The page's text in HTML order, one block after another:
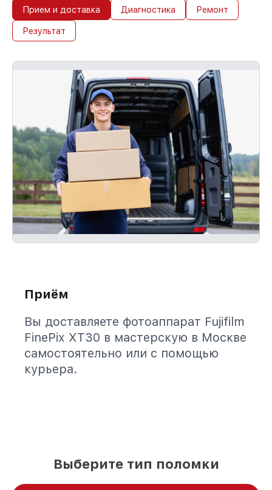
Прием и доставка Диагностика Ремонт
Результат
Приём
Вы доставляете фотоаппарат Fujifilm
FinePix XT30 в мастерскую в Москве
самостоятельно или с помощью
курьера.
Выберите тип поломки